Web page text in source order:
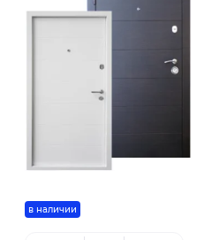
в наличии